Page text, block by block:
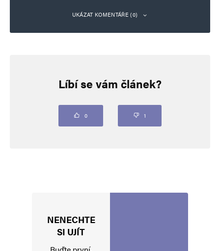
UKÁZAT KOMENTÁŘE (0)
Vaše e-mailová adresa nebude zveřejněna. Vyžadované informace jsou
Líbí se vám článek?
0 1
NENECHTE
SI UJÍT